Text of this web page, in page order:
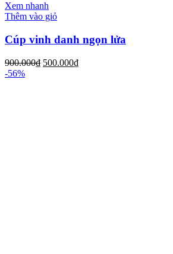
Xem nhanh
Thêm vào giỏ
Cúp vinh danh ngọn lửa
900.000₫ 500.000₫
-56%